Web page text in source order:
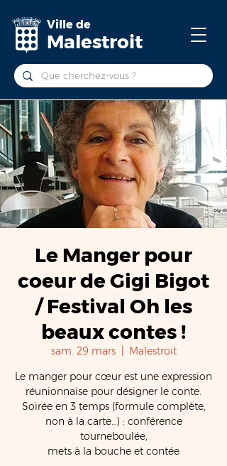
Ville de
Malestroit
Le Manger pour
coeur de Gigi Bigot
/ Festival Oh les
beaux contes !
sam. 29 mars
  |
Malestroit
Le manger pour cœur est une expression
réunionnaise pour désigner le conte.
Soirée en 3 temps (formule complète,
non à la carte…) : conférence
tourneboulée,
mets à la bouche et contée